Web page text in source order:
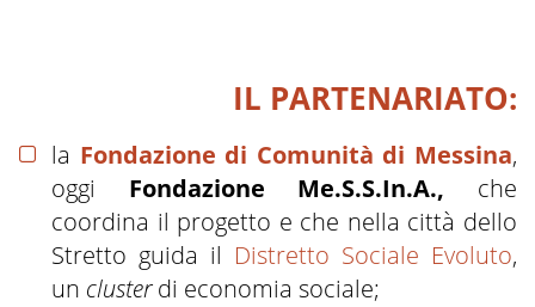
IL PARTENARIATO:
la Fondazione di Comunità di Messina,
oggi Fondazione Me.S.S.In.A., che
coordina il progetto e che nella città dello
Stretto guida il Distretto Sociale Evoluto,
un clusterdi economia sociale;